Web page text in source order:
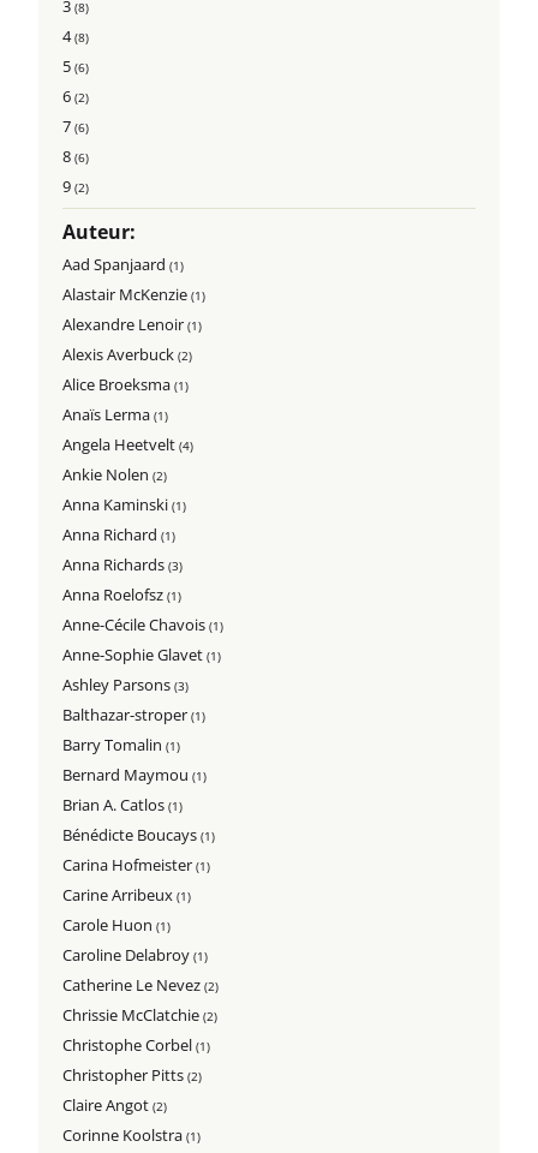
3(8)
4(8)
5(6)
6(2)
7(6)
8(6)
9(2)
Auteur:
Aad Spanjaard(1)
Alastair McKenzie(1)
Alexandre Lenoir(1)
Alexis Averbuck(2)
Alice Broeksma(1)
Anaïs Lerma(1)
Angela Heetvelt(4)
Ankie Nolen(2)
Anna Kaminski(1)
Anna Richard(1)
Anna Richards(3)
Anna Roelofsz(1)
Anne-Cécile Chavois(1)
Anne-Sophie Glavet(1)
Ashley Parsons(3)
Balthazar-stroper(1)
Barry Tomalin(1)
Bernard Maymou(1)
Brian A. Catlos(1)
Bénédicte Boucays(1)
Carina Hofmeister(1)
Carine Arribeux(1)
Carole Huon(1)
Caroline Delabroy(1)
Catherine Le Nevez(2)
Chrissie McClatchie(2)
Christophe Corbel(1)
Christopher Pitts(2)
Claire Angot(2)
Corinne Koolstra(1)